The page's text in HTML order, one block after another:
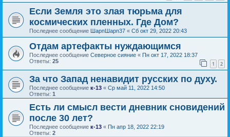
Если Земля это злая тюрьма для
космических пленных. Где Дом?
Последнее сообщение ШарпШарп37 « Сб окт 29, 2022 20:43
Отдам артефакты нуждающимся
Последнее сообщение Северное сияние « Пн окт 17, 2022 18:37
Ответы: 25 1 2
За что Запад ненавидит русских по духу.
Последнее сообщение к-13 « Ср май 11, 2022 14:50
Ответы: 1
Есть ли смысл вести дневник сновидений
после 30 лет?
Последнее сообщение к-13 « Пн апр 18, 2022 22:19
Ответы: 2